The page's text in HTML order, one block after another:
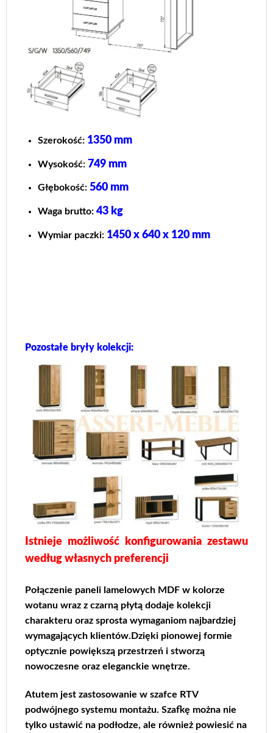
Szerokość: 1350 mm
Wysokość: 749 mm
Głębokość: 560 mm
Waga brutto: 43 kg
Wymiar paczki: 1450 x 640 x 120 mm
Pozostałe bryły kolekcji:
Istnieje możliwość konfigurowania zestawu
według własnych preferencji
Połączenie paneli lamelowych MDF w kolorze
wotanu wraz z czarną płytą dodaje kolekcji
charakteru oraz sprosta wymaganiom najbardziej
wymagających klientów.Dzięki pionowej formie
optycznie powiększą przestrzeń i stworzą
nowoczesne oraz eleganckie wnętrze.
Atutem jest zastosowanie w szafce RTV
podwójnego systemu montażu. Szafkę można nie
tylko ustawić na podłodze, ale również powiesić na